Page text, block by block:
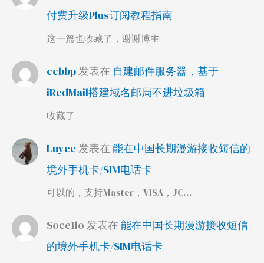
付费升级Plus订阅教程指南
这一篇也收藏了，谢谢博主
ccbbp发表在 自建邮件服务器，基于
iRedMail搭建域名邮局不进垃圾箱
收藏了
Luyee 发表在 能在中国长期漫游接收短信的
境外手机卡/SIM电话卡
可以的，支持Master，VISA，JC…
Soce1lo 发表在能在中国长期漫游接收短信
的境外手机卡/SIM电话卡